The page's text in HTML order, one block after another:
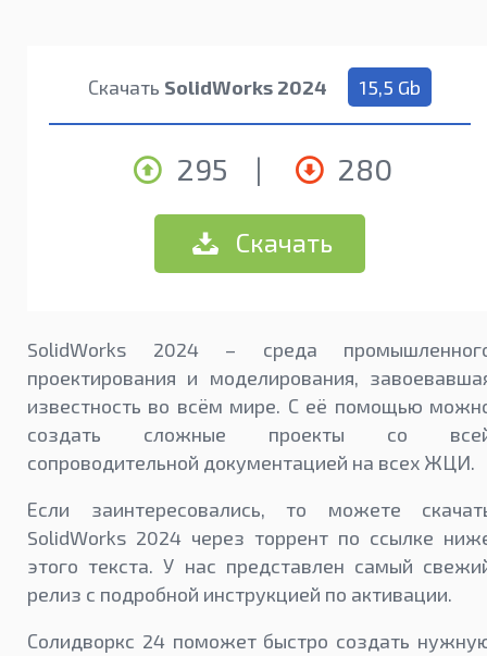
Скачать SolidWorks 2024 15,5 Gb
295 | 280
Скачать
SolidWorks 2024 – среда
проектирования и моделирования,
известность во всём мире. С её помощью
создать сложные проекты со
сопроводительной документацией на всех ЖЦИ.
Если заинтересовались, то можете
SolidWorks 2024 через торрент по ссылке
этого текста. У нас представлен самый
релиз с подробной инструкцией по активации.
Солидворкс 24 поможет быстро создать